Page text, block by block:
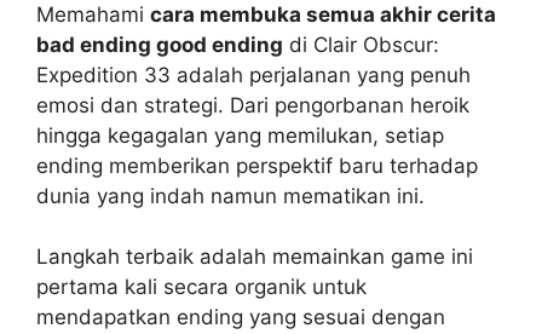
Memahami cara membuka semua akhir cerita
bad ending good ending di Clair Obscur:
Expedition 33 adalah perjalanan yang penuh
emosi dan strategi. Dari pengorbanan heroik
hingga kegagalan yang memilukan, setiap
ending memberikan perspektif baru terhadap
dunia yang indah namun mematikan ini.
Langkah terbaik adalah memainkan game ini
pertama kali secara organik untuk
mendapatkan ending yang sesuai dengan